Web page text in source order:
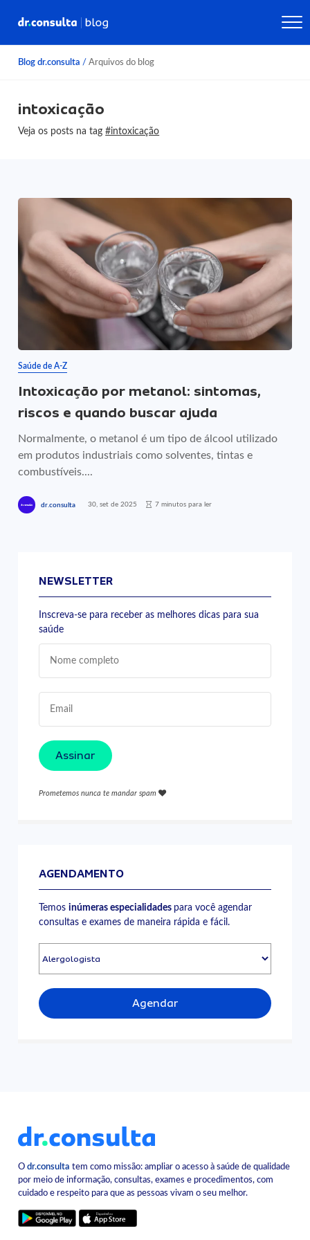
Blog dr.consulta / Arquivos do blog
intoxicação
Veja os posts na tag#intoxicação
Saúde de A-Z
Intoxicação por metanol: sintomas,
riscos e quando buscar ajuda
Normalmente, o metanol é um tipo de álcool utilizado
em produtos industriais como solventes, tintas e
combustíveis....
dr.consulta 30, set de 2025 7 minutos para ler
NEWSLETTER
Inscreva-se para receber as melhores dicas para sua
saúde
Assinar
Prometemos nunca te mandar spam
AGENDAMENTO
Temosinúmeras especialidades para você agendar
consultas e exames de maneira rápida e fácil.
Agendar
Odr.consulta tem como missão: ampliar o acesso à saúde de qualidade
por meio de informação, consultas, exames e procedimentos, com
cuidado e respeito para que as pessoas vivam o seu melhor.